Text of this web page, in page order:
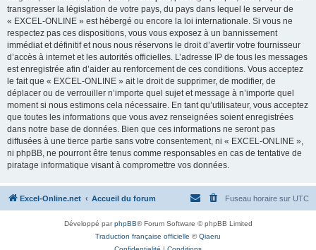
transgresser la législation de votre pays, du pays dans lequel le serveur de
« EXCEL-ONLINE » est hébergé ou encore la loi internationale. Si vous ne
respectez pas ces dispositions, vous vous exposez à un bannissement
immédiat et définitif et nous nous réservons le droit d’avertir votre fournisseur
d’accès à internet et les autorités officielles. L’adresse IP de tous les messages
est enregistrée afin d’aider au renforcement de ces conditions. Vous acceptez
le fait que « EXCEL-ONLINE » ait le droit de supprimer, de modifier, de
déplacer ou de verrouiller n’importe quel sujet et message à n’importe quel
moment si nous estimons cela nécessaire. En tant qu’utilisateur, vous acceptez
que toutes les informations que vous avez renseignées soient enregistrées
dans notre base de données. Bien que ces informations ne seront pas
diffusées à une tierce partie sans votre consentement, ni « EXCEL-ONLINE »,
ni phpBB, ne pourront être tenus comme responsables en cas de tentative de
piratage informatique visant à compromettre vos données.
Excel-Online.net Accueil du forum Fuseau horaire sur UTC
Développé parphpBB® Forum Software © phpBB Limited
Traduction française officielle ©Qiaeru